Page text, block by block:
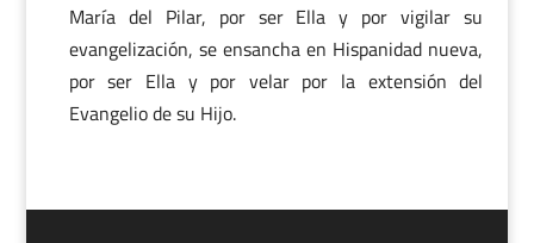
María del Pilar, por ser Ella y por vigilar su
evangelización, se ensancha en Hispanidad nueva,
por ser Ella y por velar por la extensión del
Evangelio de su Hijo.